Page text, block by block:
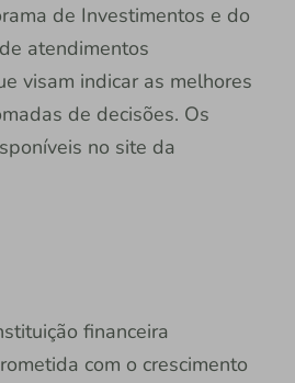
de Investimentos e do
atendimentos
visam indicar as melhores
de decisões. Os
no site da
financeira
com o crescimento